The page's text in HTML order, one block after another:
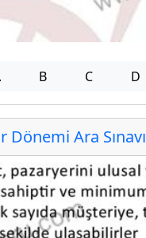
B C D
Ara Sınavı